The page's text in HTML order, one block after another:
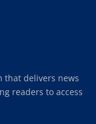
that delivers news
readers to access